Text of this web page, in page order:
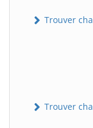
Trouver
Trouver